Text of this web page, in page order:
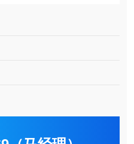
足制药、电子元件、光刻胶
可以自由布局，不受空间